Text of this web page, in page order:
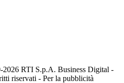
2026 RTI S.p.A. Business Digital -
riservati - Per la pubblicità